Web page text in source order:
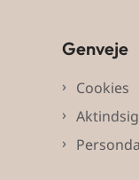
Genveje
Cookies